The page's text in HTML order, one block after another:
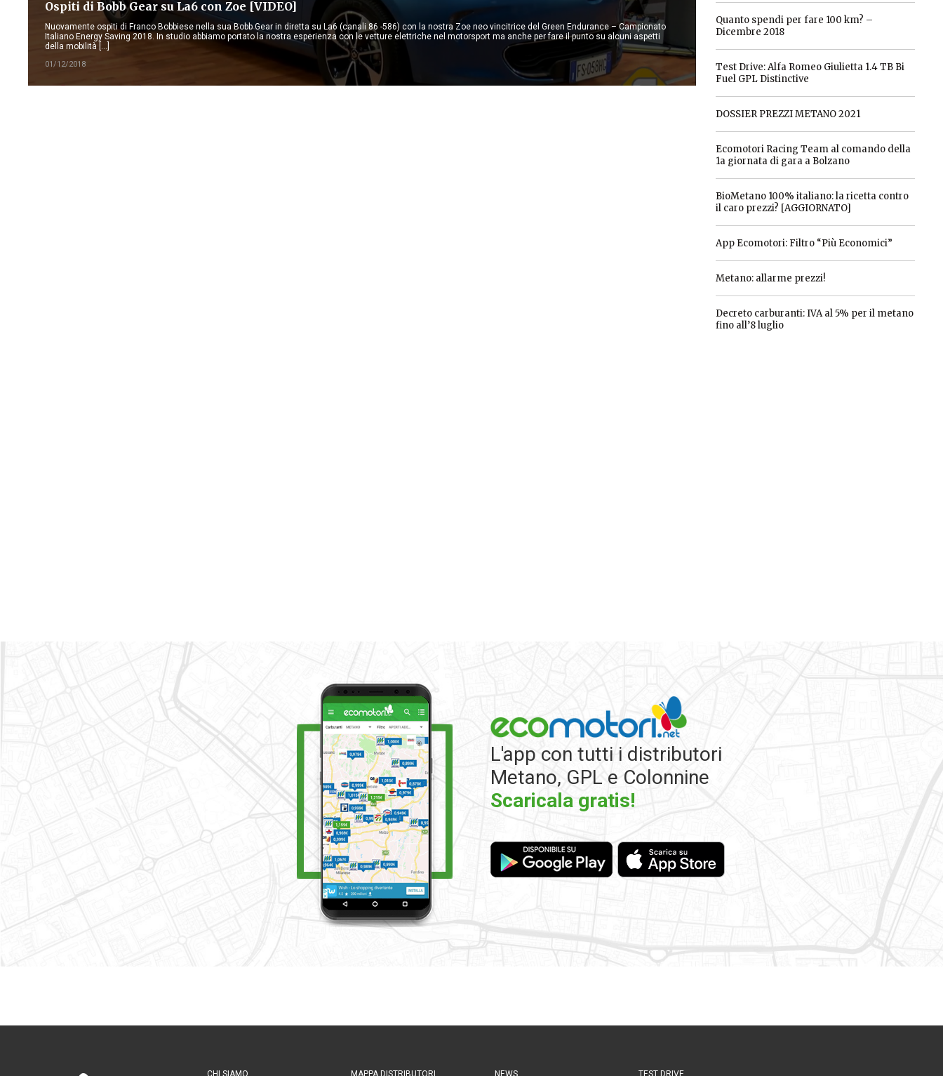
Ospiti di Bobb Gear su La6 con Zoe [VIDEO]
Nuovamente ospiti di Franco Bobbiese nella sua Bobb Gear in diretta su La6 (canali 86 -586) con la nostra Zoe neo vincitrice del Green Endurance – Campionato
Italiano Energy Saving 2018. In studio abbiamo portato la nostra esperienza con le vetture elettriche nel motorsport ma anche per fare il punto su alcuni aspetti
della mobilità […]
01/12/2018
Quanto spendi per fare 100 km? –
Dicembre 2018
Test Drive: Alfa Romeo Giulietta 1.4 TB Bi
Fuel GPL Distinctive
DOSSIER PREZZI METANO 2021
Ecomotori Racing Team al comando della
1a giornata di gara a Bolzano
BioMetano 100% italiano: la ricetta contro
il caro prezzi? [AGGIORNATO]
App Ecomotori: Filtro “Più Economici”
Metano: allarme prezzi!
Decreto carburanti: IVA al 5% per il metano
fino all’8 luglio
L'app con tutti i distributori
Metano, GPL e Colonnine
Scaricala gratis!
CHI SIAMO MAPPA DISTRIBUTORI NEWS TEST DRIVE